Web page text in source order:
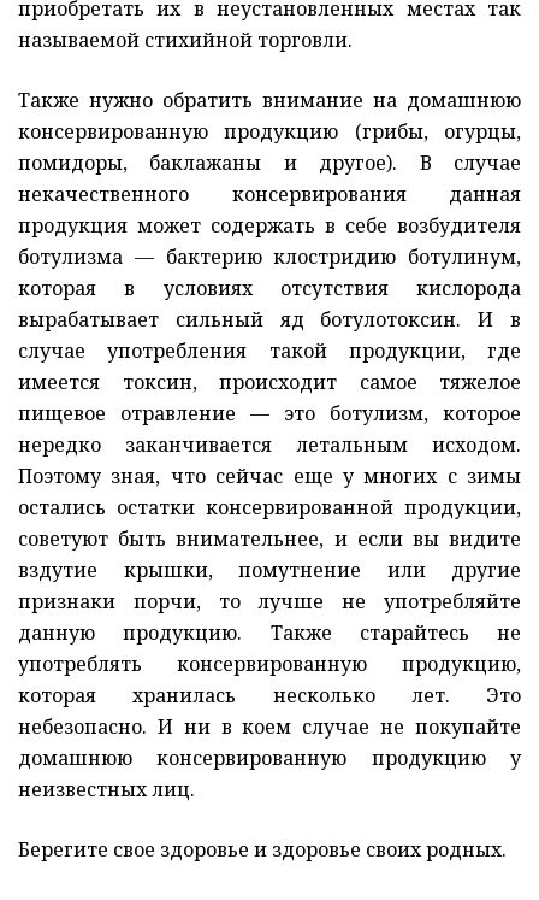
приобретать их в неустановленных местах так
называемой стихийной торговли.
Также нужно обратить внимание на домашнюю
консервированную продукцию (грибы, огурцы,
помидоры, баклажаны и другое). В случае
некачественного консервирования данная
продукция может содержать в себе возбудителя
ботулизма — бактерию клостридию ботулинум,
которая в условиях отсутствия кислорода
вырабатывает сильный яд ботулотоксин. И в
случае употребления такой продукции, где
имеется токсин, происходит самое тяжелое
пищевое отравление — это ботулизм, которое
нередко заканчивается летальным исходом.
Поэтому зная, что сейчас еще у многих с зимы
остались остатки консервированной продукции,
советуют быть внимательнее, и если вы видите
вздутие крышки, помутнение или другие
признаки порчи, то лучше не употребляйте
данную продукцию. Также старайтесь не
употреблять консервированную продукцию,
которая хранилась несколько лет. Это
небезопасно. И ни в коем случае не покупайте
домашнюю консервированную продукцию у
неизвестных лиц.
Берегите свое здоровье и здоровье своих родных.